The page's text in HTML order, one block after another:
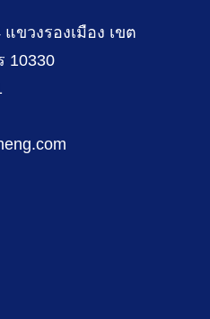
ขวงรองเมือง เขต
10330